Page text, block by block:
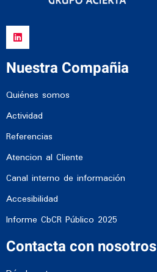
Nuestra Compañia
Quiénes somos
Actividad
Referencias
Atencion al Cliente
Canal interno de información
Accesibilidad
Informe CbCR Público 2025
Contacta con nosotros